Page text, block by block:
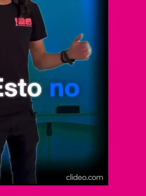
El Universal
Vive USA
Clase
De 10 sports
DeDinero
Confabulario
Aviso Oportuno
Consultas